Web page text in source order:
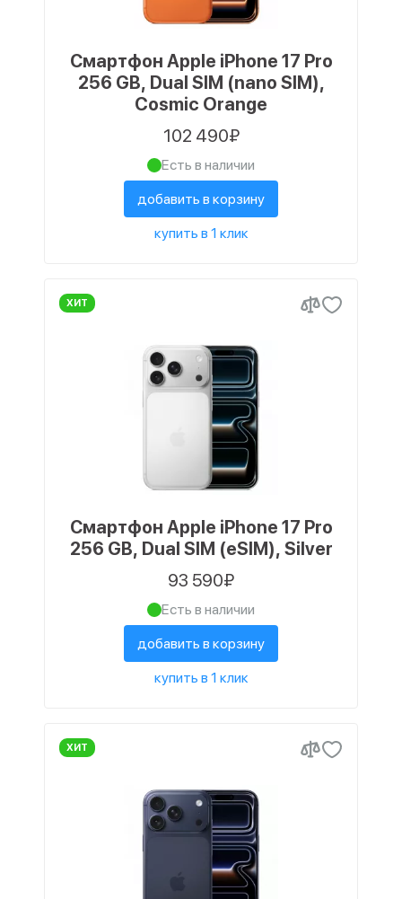
Смартфон Apple iPhone 17 Pro
256 GB, Dual SIM (nano SIM),
Cosmic Orange
102 490₽
Есть в наличии
добавить в корзину
купить в 1 клик
ХИТ
Смартфон Apple iPhone 17 Pro
256 GB, Dual SIM (eSIM), Silver
93 590₽
Есть в наличии
добавить в корзину
купить в 1 клик
ХИТ